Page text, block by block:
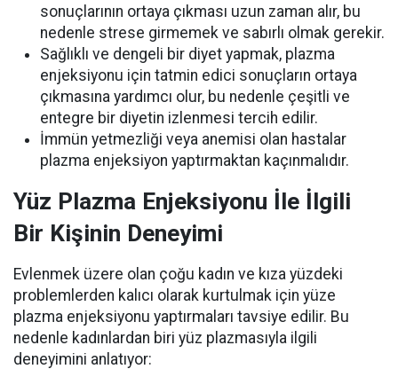
sonuçlarının ortaya çıkması uzun zaman alır, bu
nedenle strese girmemek ve sabırlı olmak gerekir.
Sağlıklı ve dengeli bir diyet yapmak, plazma
enjeksiyonu için tatmin edici sonuçların ortaya
çıkmasına yardımcı olur, bu nedenle çeşitli ve
entegre bir diyetin izlenmesi tercih edilir.
İmmün yetmezliği veya anemisi olan hastalar
plazma enjeksiyon yaptırmaktan kaçınmalıdır.
Yüz Plazma Enjeksiyonu İle İlgili
Bir Kişinin Deneyimi
Evlenmek üzere olan çoğu kadın ve kıza yüzdeki
problemlerden kalıcı olarak kurtulmak için yüze
plazma enjeksiyonu yaptırmaları tavsiye edilir. Bu
nedenle kadınlardan biri yüz plazmasıyla ilgili
deneyimini anlatıyor: